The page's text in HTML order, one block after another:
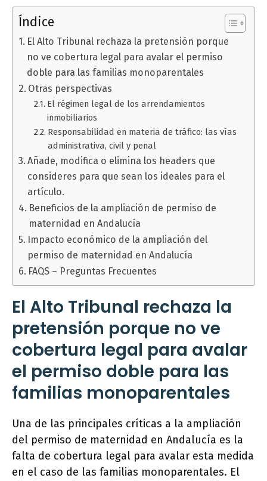
Índice
El Alto Tribunal rechaza la pretensión porque
no ve cobertura legal para avalar el permiso
doble para las familias monoparentales
Otras perspectivas
El régimen legal de los arrendamientos
inmobiliarios
Responsabilidad en materia de tráfico: las vías
administrativa, civil y penal
Añade, modifica o elimina los headers que
consideres para que sean los ideales para el
artículo.
Beneficios de la ampliación de permiso de
maternidad en Andalucía
Impacto económico de la ampliación del
permiso de maternidad en Andalucía
FAQS – Preguntas Frecuentes
El Alto Tribunal rechaza la
pretensión porque no ve
cobertura legal para avalar
el permiso doble para las
familias monoparentales
Una de las principales críticas a la ampliación
del permiso de maternidad en Andalucía es la
falta de cobertura legal para avalar esta medida
en el caso de las familias monoparentales. El